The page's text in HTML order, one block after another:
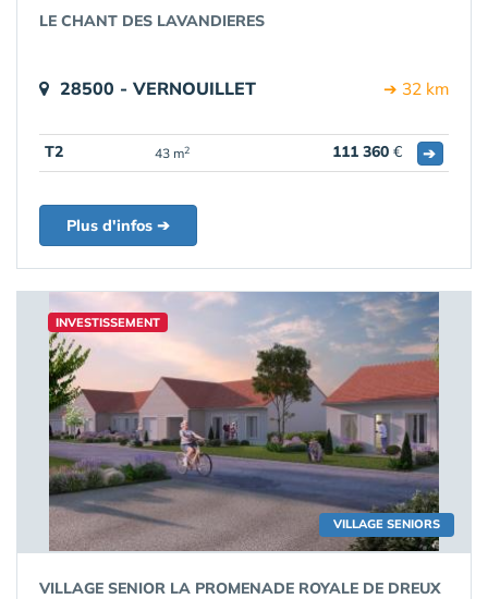
LE CHANT DES LAVANDIERES
28500 - VERNOUILLET ➔ 32 km
T2 43 m2 111 360 € ➔
Plus d'infos ➔
VILLAGE SENIORS
INVESTISSEMENT
VILLAGE SENIOR LA PROMENADE ROYALE DE DREUX